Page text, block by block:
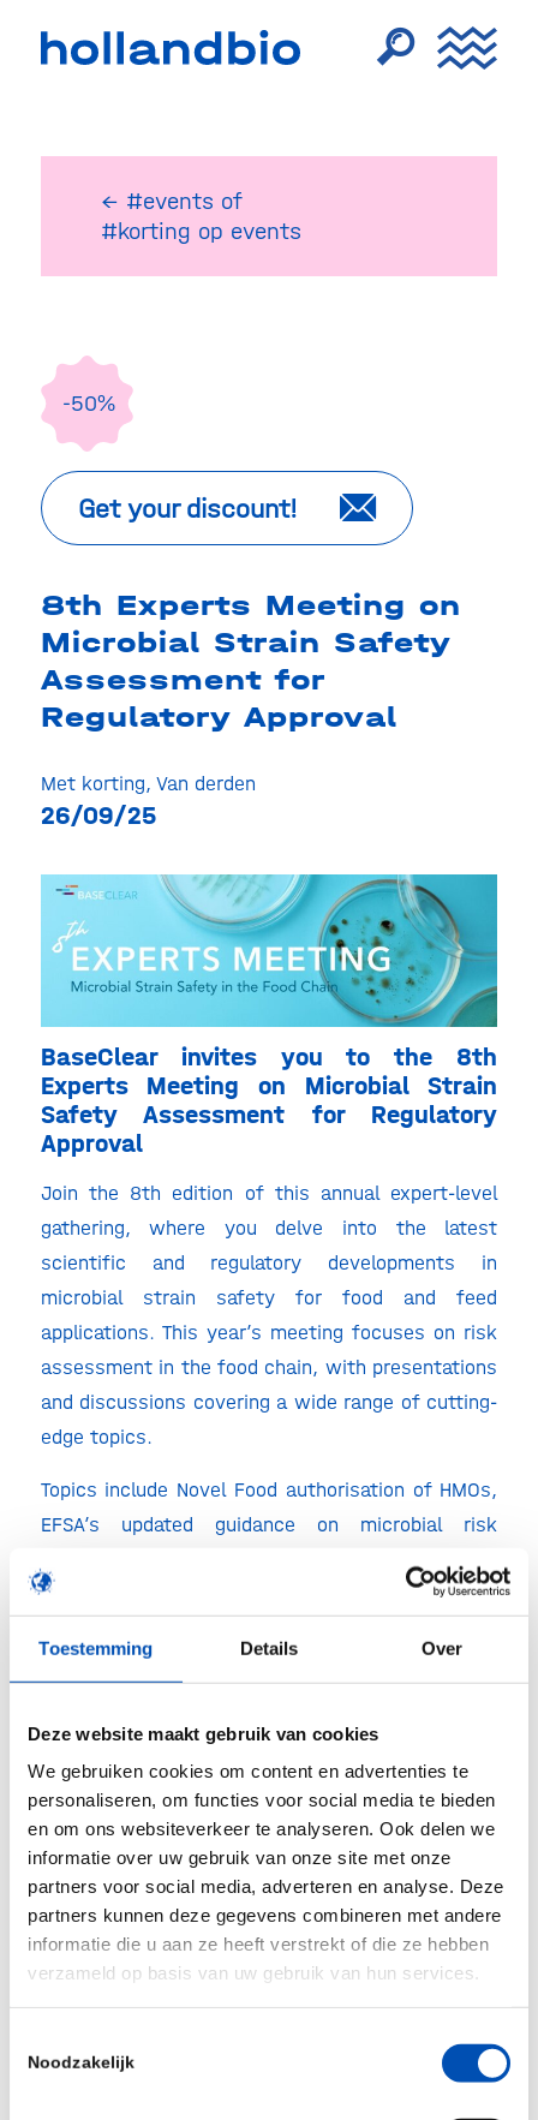
Toestemming Details Over
Deze website maakt gebruik van cookies
We gebruiken cookies om content en advertenties te
personaliseren, om functies voor social media te bieden
en om ons websiteverkeer te analyseren. Ook delen we
informatie over uw gebruik van onze site met onze
partners voor social media, adverteren en analyse. Deze
partners kunnen deze gegevens combineren met andere
informatie die u aan ze heeft verstrekt of die ze hebben
verzameld op basis van uw gebruik van hun services.
Noodzakelijk
← #events of
#korting op events
-50%
Get your discount!
8th Experts Meeting on
Microbial Strain Safety
Assessment for
Regulatory Approval
Met korting, Van derden
26/09/25
BaseClear invites you to the 8th
Experts Meeting on Microbial Strain
Safety Assessment for Regulatory
Approval
Join the 8th edition of this annual expert-level
gathering, where you delve into the latest
scientific and regulatory developments in
microbial strain safety for food and feed
applications. This year’s meeting focuses on risk
assessment in the food chain, with presentations
and discussions covering a wide range of cutting-
edge topics.
Topics include Novel Food authorisation of HMOs,
EFSA’s updated guidance on microbial risk
precision fermentation, and real-world
dossiers. Key themes such as strain specificity,
characterisation will also be explored.
The event will offer valuable knowledge exchange,
regulatory insight, and networking opportunities
with key players from across the food and
biotech industries.
🎫 Hollandbio members receive anexclusive 50%
discount!Get your discount code via the button in
the upper-right corner.
Please register